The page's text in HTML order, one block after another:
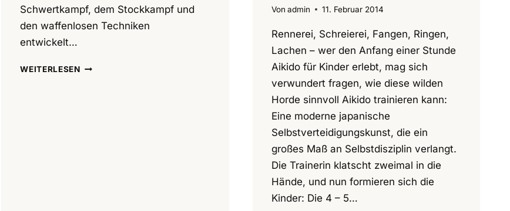
Schwertkampf, dem Stockkampf und
den waffenlosen Techniken
entwickelt…
WEITERLESENPROJEKTTAG
Von admin 11. Februar 2014
Rennerei, Schreierei, Fangen, Ringen,
Lachen – wer den Anfang einer Stunde
Aikido für Kinder erlebt, mag sich
verwundert fragen, wie diese wilden
Horde sinnvoll Aikido trainieren kann:
Eine moderne japanische
Selbstverteidigungskunst, die ein
großes Maß an Selbstdisziplin verlangt.
Die Trainerin klatscht zweimal in die
Hände, und nun formieren sich die
Kinder: Die 4 – 5…